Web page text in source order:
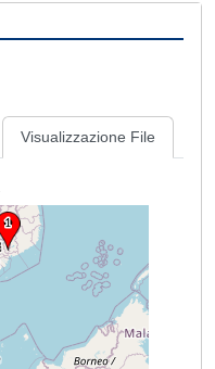
Visualizzazione File